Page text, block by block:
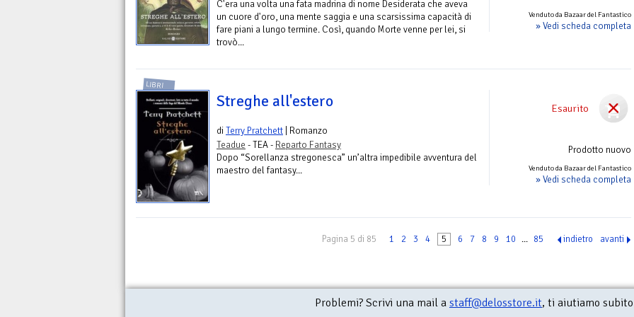
Venduto da Bazaar del Fantastico
» Vedi scheda completa
C'era una volta una fata madrina di nome Desiderata che aveva
un cuore d'oro, una mente saggia e una scarsissima capacità di
fare piani a lungo termine. Così, quando Morte venne per lei, si
trovò...
Esaurito
Prodotto nuovo
Venduto da Bazaar del Fantastico
» Vedi scheda completa
LIBRI
Streghe all'estero
diTerry Pratchett | Romanzo
Teadue - TEA - Reparto Fantasy
Dopo “Sorellanza stregonesca” un’altra impedibile avventura del
maestro del fantasy...
Pagina 5 di 85 1 2 3 4 5 6 7 8 9 10 ... 85 indietro avanti
Problemi? Scrivi una mail a staff@delosstore.it, ti aiutiamo